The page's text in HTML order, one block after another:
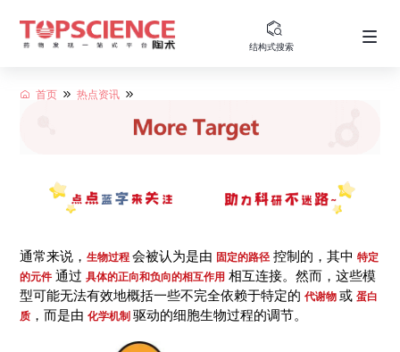
结构式搜索
首页 热点资讯
通常来说，生物过程 会被认为是由 固定的路径 控制的，其中特定
的元件 通过具体的正向和负向的相互作用 相互连接。然而，这些模
型可能无法有效地概括一些不完全依赖于特定的代谢物或蛋白
质 ，而是由化学机制驱动的细胞生物过程的调节。